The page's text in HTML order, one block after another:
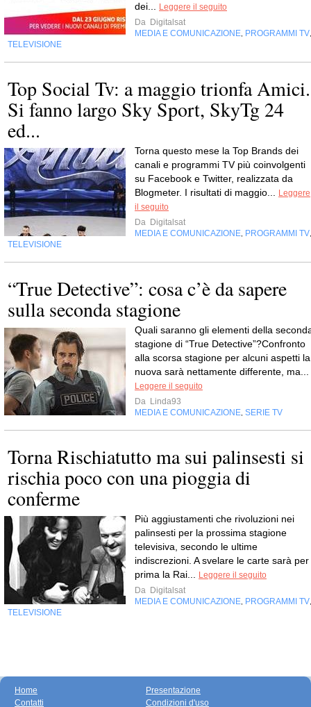
dei...
Leggere il seguito
Da Digitalsat
MEDIA E COMUNICAZIONE PROGRAMMI TV
TELEVISIONE
Top Social Tv: a maggio trionfa Amici.
Si fanno largo Sky Sport, SkyTg 24
ed...
Torna questo mese la Top Brands dei
canali e programmi TV più coinvolgenti
su Facebook e Twitter, realizzata da
Blogmeter. I risultati di maggio...
Leggere
il seguito
Da Digitalsat
MEDIA E COMUNICAZIONE PROGRAMMI TV
TELEVISIONE
“True Detective”: cosa c’è da sapere
sulla seconda stagione
Quali saranno gli elementi della
stagione di “True Detective”?Confronto
alla scorsa stagione per alcuni aspetti la
nuova sarà nettamente differente, ma...
Leggere il seguito
Da Linda93
MEDIA E COMUNICAZIONE SERIE TV
Torna Rischiatutto ma sui palinsesti si
rischia poco con una pioggia di
conferme
Più aggiustamenti che rivoluzioni nei
palinsesti per la prossima stagione
televisiva, secondo le ultime
indiscrezioni. A svelare le carte sarà per
prima la Rai...
Leggere il seguito
Da Digitalsat
MEDIA E COMUNICAZIONE PROGRAMMI TV
TELEVISIONE
Home
Contatti
Presentazione
Condizioni d'uso